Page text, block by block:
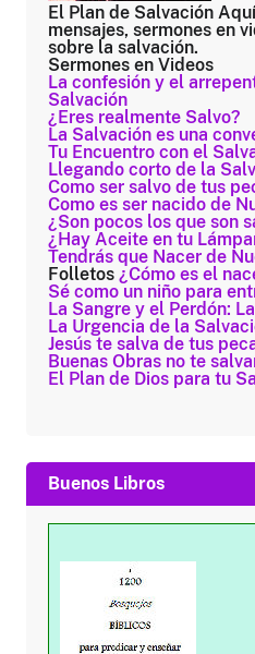
El Plan de Salvación
mensajes, sermones en
sobre la salvación.
Sermones en Videos
La confesión y el
Salvación
¿Eres realmente Salvo?
La Salvación es una
Tu Encuentro con el
Llegando corto de la
Como ser salvo de tus
Como es ser nacido de
¿Son pocos los que son
¿Hay Aceite en tu
Tendrás que Nacer de
Folletos ¿Cómo es el
Sé como un niño para
La Sangre y el Perdón:
La Urgencia de la
Jesús te salva de tus
Buenas Obras no te
El Plan de Dios para tu
Buenos Libros